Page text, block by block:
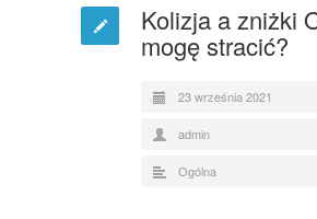
Kolizja a zniżki
mogę stracić?
23 września 2021
admin
Ogólna